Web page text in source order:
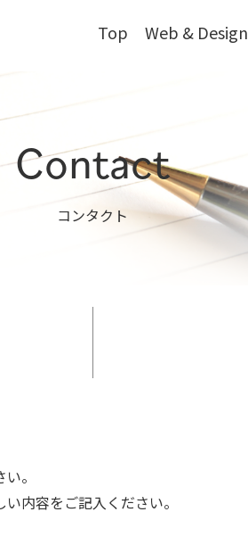
Top Web & Design
Contact
コンタクト
。
内容をご記入ください。